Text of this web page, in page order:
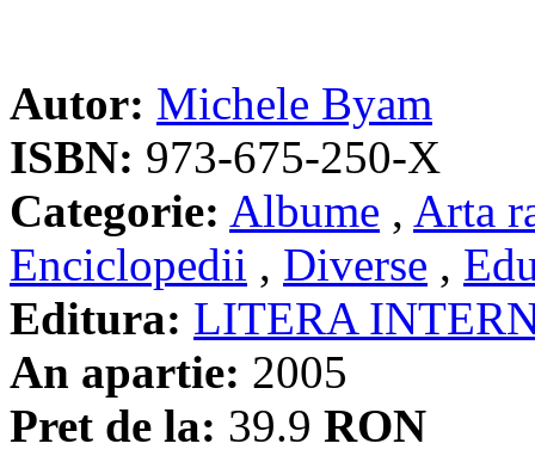
Autor: Michele Byam
ISBN: 973-675-250-X
Categorie: Albume , Arta
Enciclopedii , Diverse ,
Editura: LITERA
An apartie: 2005
Pret de la: 39.9 RON